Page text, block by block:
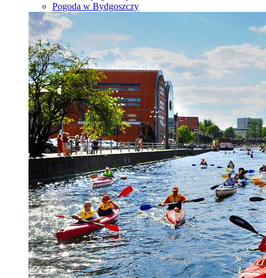
Pogoda w Bydgoszczy